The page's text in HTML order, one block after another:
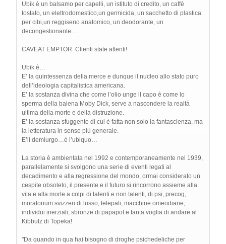
Ubik è un balsamo per capelli, un istituto di credito, un caffè
tostato, un elettrodomestico,un germicida, un sacchetto di plastica
per cibi,un reggiseno anatomico, un deodorante, un
decongestionante….
CAVEAT EMPTOR. Clienti state attenti!
Ubik è…
E’ la quintessenza della merce e dunque il nucleo allo stato puro
dell’ideologia capitalistica americana.
E’ la sostanza divina che come l’olio unge il capo è come lo
sperma della balena Moby Dick, serve a nascondere la realtà
ultima della morte e della distruzione.
E’ la sostanza sfuggente di cui è fatta non solo la fantascienza, ma
la letteratura in senso più generale.
E’il demiurgo…è l’ubiquo…
La storia è ambientata nel 1992 e contemporaneamente nel 1939,
parallelamente si svolgono una serie di eventi legati al
decadimento e alla regressione del mondo, ormai considerato un
cespite obsoleto, il presente e il futuro si rincorrono assieme alla
vita e alla morte a colpi di talenti e non talenti, di psi, precog,
moratorium svizzeri di lusso, telepati, macchine omeodiane,
individui inerziali, sbronze di papapot e tanta voglia di andare al
Kibbutz di Topeka!
"Da quando in qua hai bisogno di droghe psichedeliche per